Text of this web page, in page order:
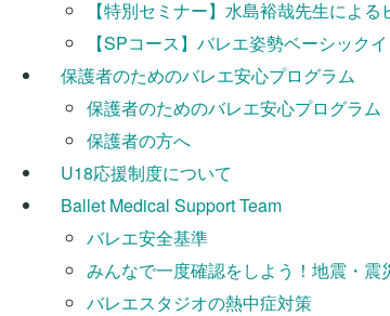
【特別セミナー】水島裕哉先生によ
【SPコース】バレエ姿勢ベーシック
保護者のためのバレエ安心プログラム
保護者のためのバレエ安心プログラム
保護者の方へ
U18応援制度について
Ballet Medical Support Team
バレエ安全基準
みんなで一度確認をしよう！地震・
バレエスタジオの熱中症対策